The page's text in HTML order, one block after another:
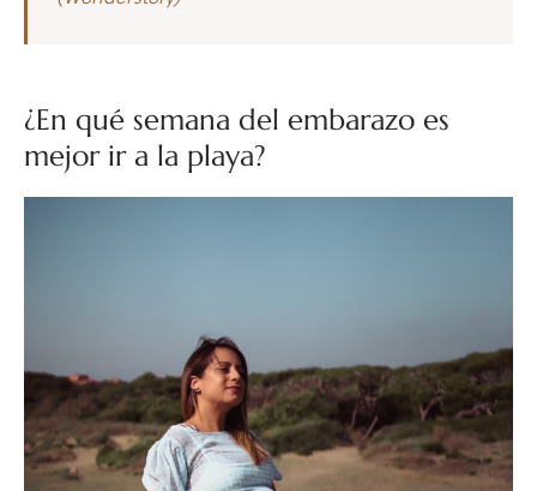
¿En qué semana del embarazo es
mejor ir a la playa?